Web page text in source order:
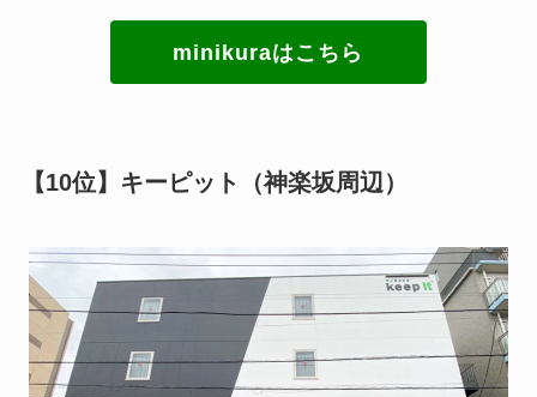
minikuraはこちら
【10位】キーピット（神楽坂周辺）